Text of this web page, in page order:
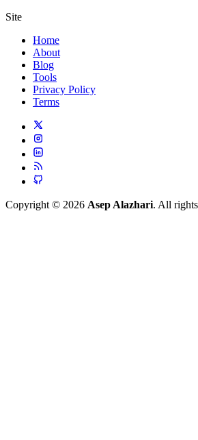
Site
Home
About
Blog
Tools
Privacy Policy
Terms
Copyright © 2026 Asep Alazhari. All